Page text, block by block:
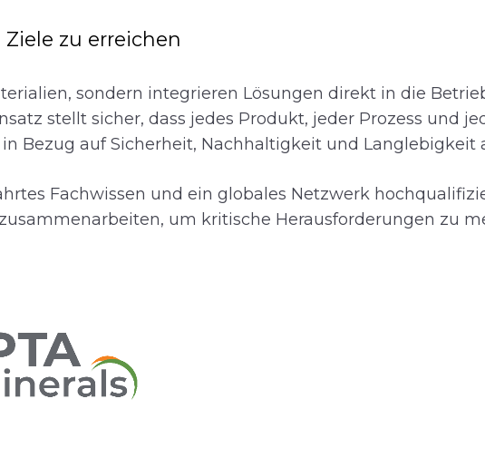
zu erreichen
sondern integrieren Lösungen direkt in die
stellt sicher, dass jedes Produkt, jeder Prozess und
Bezug auf Sicherheit, Nachhaltigkeit und Langlebigkeit
Fachwissen und ein globales Netzwerk
um kritische Herausforderungen zu